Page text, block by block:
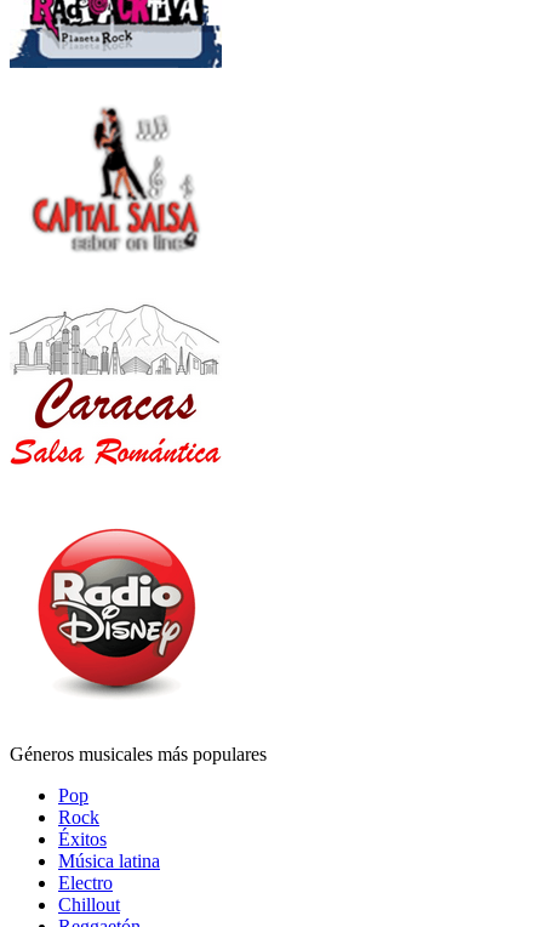
Géneros musicales más populares
Pop
Rock
Éxitos
Música latina
Electro
Chillout